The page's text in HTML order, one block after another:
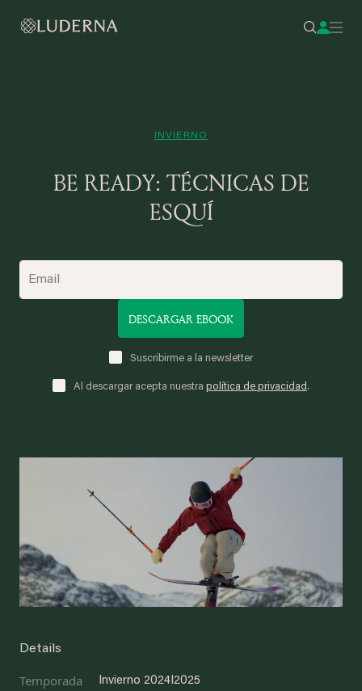
INVIERNO
BE READY: TÉCNICAS DE
ESQUÍ
DESCARGAR EBOOK
Suscribirme a la newsletter
Al descargar acepta nuestra política de privacidad.
Details
Temporada Invierno 2024I2025